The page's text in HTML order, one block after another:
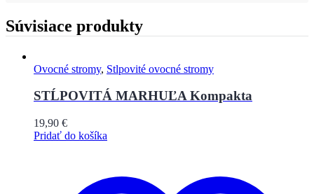
Súvisiace produkty
Ovocné stromy, Stlpovité ovocné stromy
STĹPOVITÁ MARHUĽA Kompakta
19,90 €
Pridať do košíka